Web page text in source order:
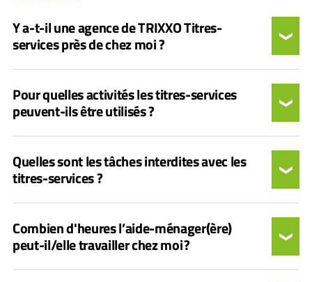
Y a-t-il une agence de TRIXXO Titres-
services près de chez moi ?
Pour quelles activités les titres-services
peuvent-ils être utilisés ?
Quelles sont les tâches interdites avec les
titres-services ?
Combien d'heures l’aide-ménager(ère)
peut-il/elle travailler chez moi ?